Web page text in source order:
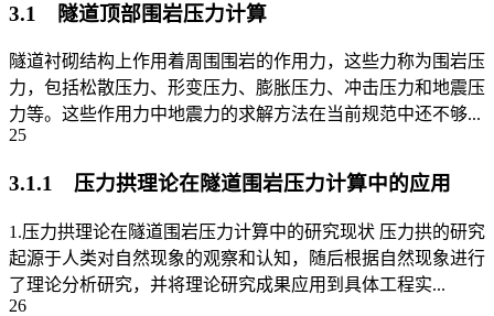
3.1 隧道顶部围岩压力计算
隧道衬砌结构上作用着周围围岩的作用力，这些力称为围岩压
力，包括松散压力、形变压力、膨胀压力、冲击压力和地震压
力等。这些作用力中地震力的求解方法在当前规范中还不够...
25
3.1.1 压力拱理论在隧道围岩压力计算中的应用
1.压力拱理论在隧道围岩压力计算中的研究现状 压力拱的研究
起源于人类对自然现象的观察和认知，随后根据自然现象进行
了理论分析研究，并将理论研究成果应用到具体工程实...
26